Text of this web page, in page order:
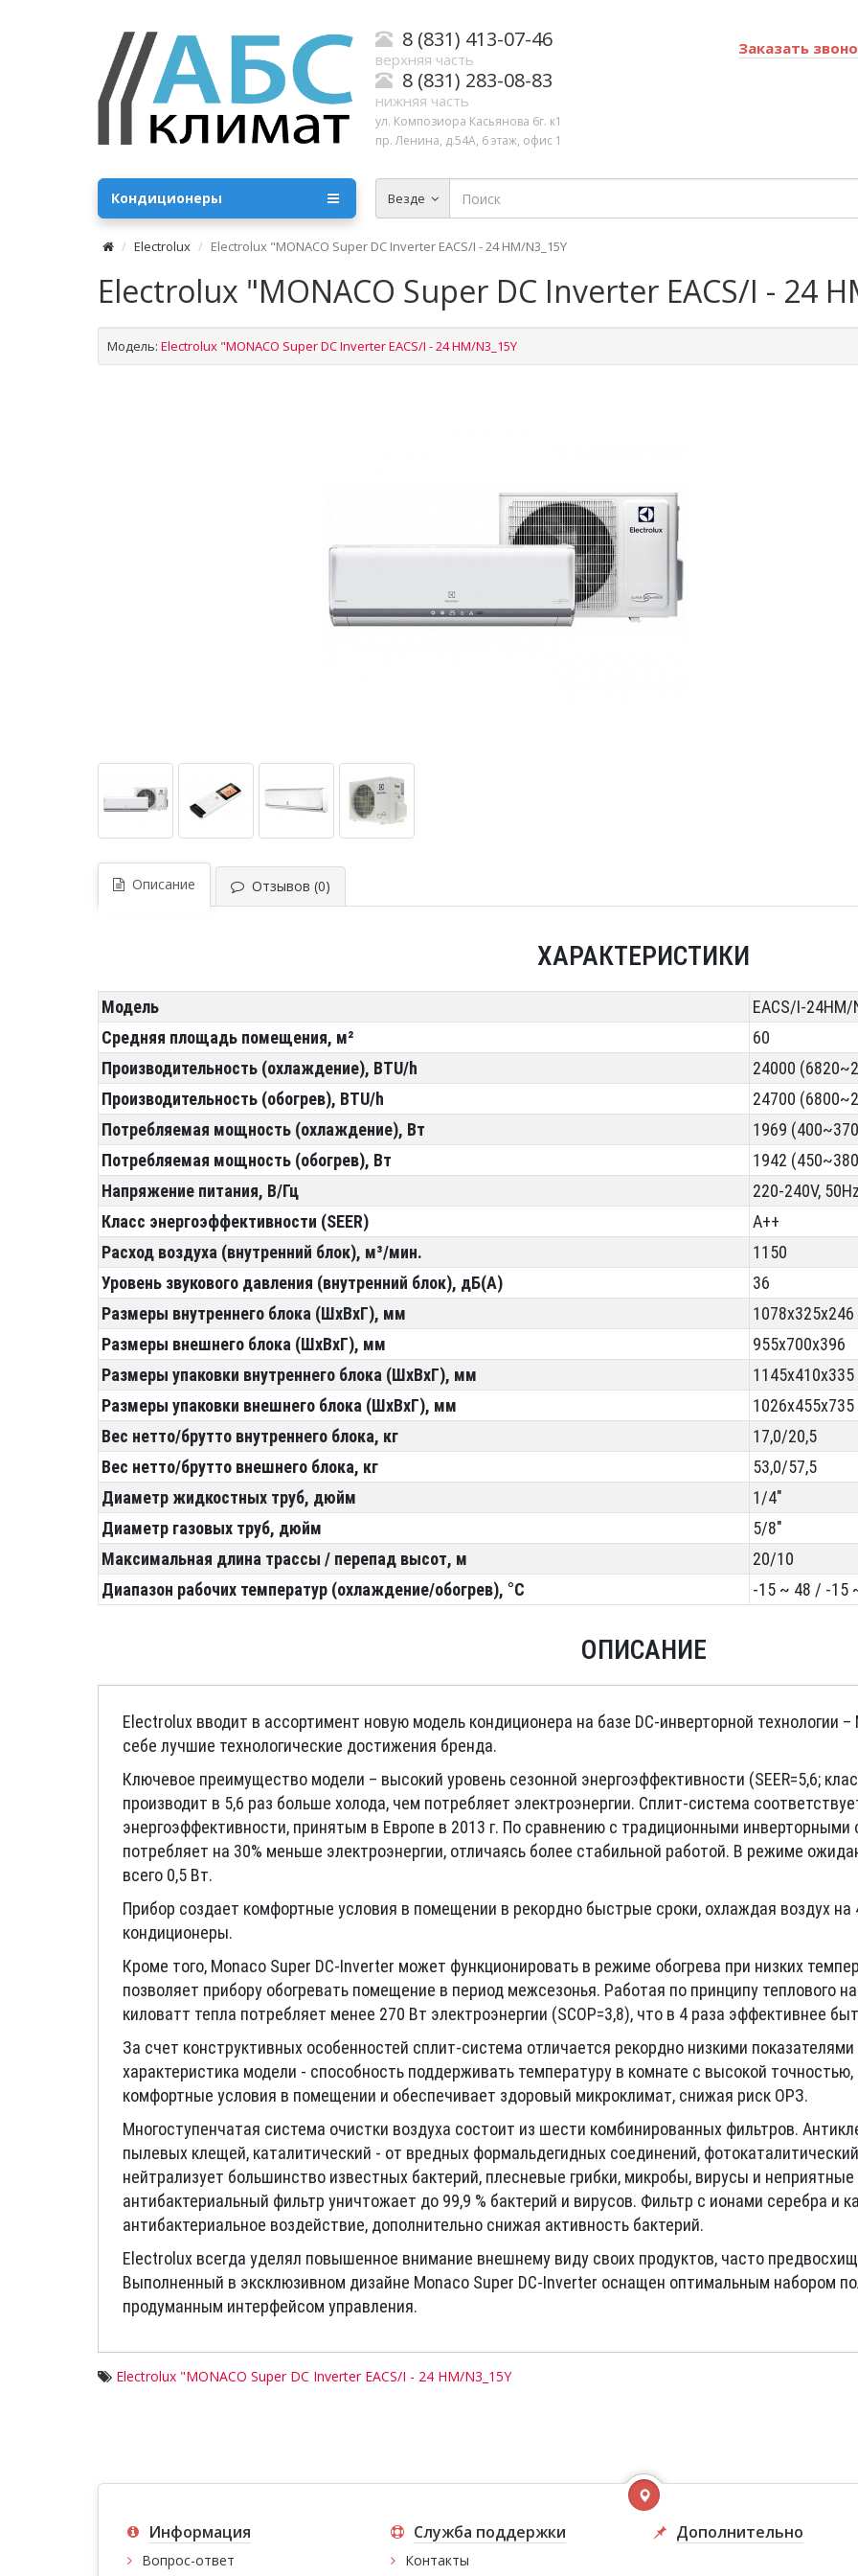
8 (831) 413-07-46
верхняя часть
8 (831) 283-08-83
нижняя часть
ул. Композиора Касьянова 6г. к1
пр. Ленина, д.54А, 6 этаж, офис 1
Заказать
Везде
Кондиционеры
Electrolux Electrolux "MONACO Super DC Inverter EACS/I - 24 HM/N3_15Y
Electrolux "MONACO Super DC Inverter EACS/I - 24
Модель: Electrolux "MONACO Super DC Inverter EACS/I - 24 HM/N3_15Y
Описание Отзывов (0)
ХАРАКТЕРИСТИКИ
Модель
EACS/I-24HM/
Средняя площадь помещения, м²
60
Производительность (охлаждение), BTU/h
24000
Производительность (обогрев), BTU/h
24700
Потребляемая мощность (охлаждение), Вт
1969
Потребляемая мощность (обогрев), Вт
1942
Напряжение питания, В/Гц
220-240V,
Класс энергоэффективности (SEER)
A++
Расход воздуха (внутренний блок), м³/мин.
1150
Уровень звукового давления (внутренний блок), дБ(А)
36
Размеры внутреннего блока (ШхВхГ), мм
1078x325x246
Размеры внешнего блока (ШхВхГ), мм
955x700x396
Размеры упаковки внутреннего блока (ШхВхГ), мм
1145x410x335
Размеры упаковки внешнего блока (ШхВхГ), мм
1026x455x735
Вес нетто/брутто внутреннего блока, кг
17,0/20,5
Вес нетто/брутто внешнего блока, кг
53,0/57,5
Диаметр жидкостных труб, дюйм
1/4"
Диаметр газовых труб, дюйм
5/8"
Максимальная длина трассы / перепад высот, м
20/10
Диапазон рабочих температур (охлаждение/обогрев), °С
-15 ~ 48 / -15
ОПИСАНИЕ
Electrolux вводит в ассортимент новую модель кондиционера на базе DC-инверторной технологии
себе лучшие технологические достижения бренда.
Ключевое преимущество модели – высокий уровень сезонной энергоэффективности (SEER=5,6;
производит в 5,6 раз больше холода, чем потребляет электроэнергии. Сплит-система
энергоэффективности, принятым в Европе в 2013 г. По сравнению с традиционными
потребляет на 30% меньше электроэнергии, отличаясь более стабильной работой. В режиме
всего 0,5 Вт.
Прибор создает комфортные условия в помещении в рекордно быстрые сроки, охлаждая воздух
кондиционеры.
Кроме того, Monaco Super DC-Inverter может функционировать в режиме обогрева при низких
позволяет прибору обогревать помещение в период межсезонья. Работая по принципу теплового
киловатт тепла потребляет менее 270 Вт электроэнергии (SCOP=3,8), что в 4 раза эффективнее
За счет конструктивных особенностей сплит-система отличается рекордно низкими
характеристика модели - способность поддерживать температуру в комнате с высокой
комфортные условия в помещении и обеспечивает здоровый микроклимат, снижая риск ОРЗ.
Многоступенчатая система очистки воздуха состоит из шести комбинированных фильтров.
пылевых клещей, каталитический - от вредных формальдегидных соединений,
нейтрализует большинство известных бактерий, плесневые грибки, микробы, вирусы и неприятные
антибактериальный фильтр уничтожает до 99,9 % бактерий и вирусов. Фильтр с ионами серебра и
антибактериальное воздействие, дополнительно снижая активность бактерий.
Electrolux всегда уделял повышенное внимание внешнему виду своих продуктов, часто
Выполненный в эксклюзивном дизайне Monaco Super DC-Inverter оснащен оптимальным набором
продуманным интерфейсом управления.
Electrolux "MONACO Super DC Inverter EACS/I - 24 HM/N3_15Y
Информация
Вопрос-ответ
Служба поддержки
Контакты
Дополнительно